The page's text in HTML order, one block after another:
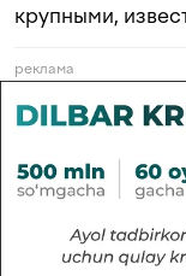
крупными,
реклама